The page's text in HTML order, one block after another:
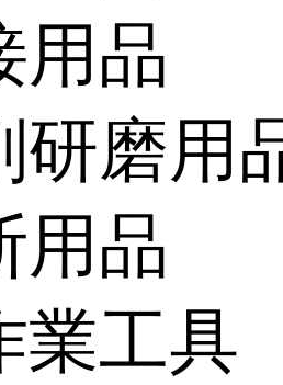
用品
研磨用
用品
業工具